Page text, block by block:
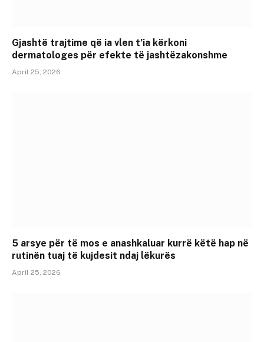
Gjashtë trajtime që ia vlen t’ia kërkoni
dermatologes për efekte të jashtëzakonshme
April 25, 2026
5 arsye për të mos e anashkaluar kurrë këtë hap në
rutinën tuaj të kujdesit ndaj lëkurës
April 25, 2026